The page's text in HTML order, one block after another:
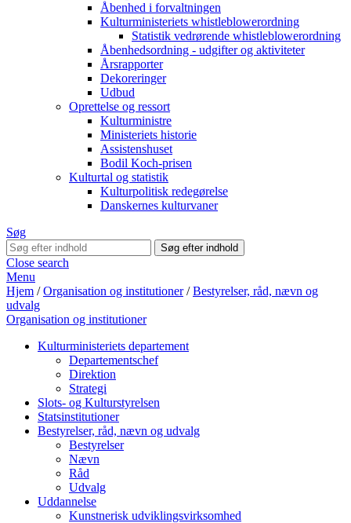
Åbenhed i forvaltningen
Kulturministeriets whistleblowerordning
Statistik vedrørende whistleblowerordning
Åbenhedsordning - udgifter og aktiviteter
Årsrapporter
Dekoreringer
Udbud
Oprettelse og ressort
Kulturministre
Ministeriets historie
Assistenshuset
Bodil Koch-prisen
Kulturtal og statistik
Kulturpolitisk redegørelse
Danskernes kulturvaner
Søg
Close search
Menu
Hjem /Organisation og institutioner/Bestyrelser, råd, nævn og
udvalg
Organisation og institutioner
Kulturministeriets departement
Departementschef
Direktion
Strategi
Slots- og Kulturstyrelsen
Statsinstitutioner
Bestyrelser, råd, nævn og udvalg
Bestyrelser
Nævn
Råd
Udvalg
Uddannelse
Kunstnerisk udviklingsvirksomhed